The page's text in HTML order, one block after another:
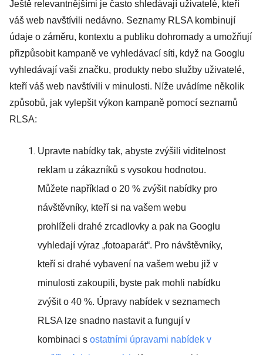
Ještě relevantnějšími je často shledávají uživatelé, kteří
váš web navštívili nedávno. Seznamy RLSA kombinují
údaje o záměru, kontextu a publiku dohromady a umožňují
přizpůsobit kampaně ve vyhledávací síti, když na Googlu
vyhledávají vaši značku, produkty nebo služby uživatelé,
kteří váš web navštívili v minulosti. Níže uvádíme několik
způsobů, jak vylepšit výkon kampaně pomocí seznamů
RLSA:
Upravte nabídky tak, abyste zvýšili viditelnost
reklam u zákazníků s vysokou hodnotou.
Můžete například o 20 % zvýšit nabídky pro
návštěvníky, kteří si na vašem webu
prohlíželi drahé zrcadlovky a pak na Googlu
vyhledají výraz „fotoaparát“. Pro návštěvníky,
kteří si drahé vybavení na vašem webu již v
minulosti zakoupili, byste pak mohli nabídku
zvýšit o 40 %. Úpravy nabídek v seznamech
RLSA lze snadno nastavit a fungují v
kombinaci s ostatními úpravami nabídek v